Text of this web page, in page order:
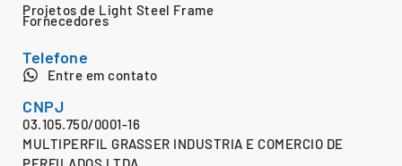
Projetos de Light Steel Frame
Fornecedores
Telefone
Entre em contato
CNPJ
03.105.750/0001-16
MULTIPERFIL GRASSER INDUSTRIA E COMERCIO DE